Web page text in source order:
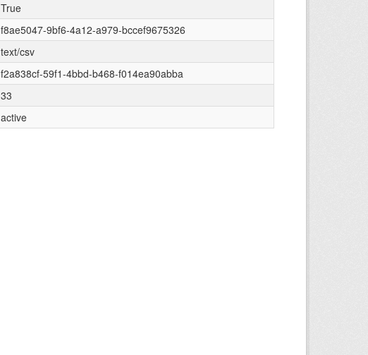
True
f8ae5047-9bf6-4a12-a979-bccef9675326
text/csv
f2a838cf-59f1-4bbd-b468-f014ea90abba
33
active